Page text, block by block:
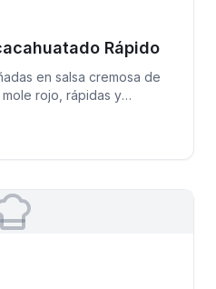
Rápido
en salsa cremosa de
rojo, rápidas y